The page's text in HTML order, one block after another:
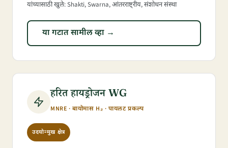
यांच्यासाठी खुले: Shakti, Swarna, आंतरराष्ट्रीय, संशोधन संस्था
या गटात सामील व्हा →
हरित हायड्रोजन WG
MNRE · बायोमास H₂ · पायलट प्रकल्प
उदयोन्मुख क्षेत्र